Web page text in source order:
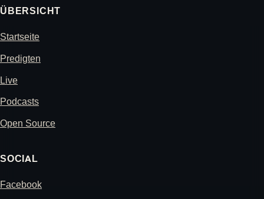
ÜBERSICHT
Startseite
Predigten
Live
Podcasts
Open Source
SOCIAL
Facebook